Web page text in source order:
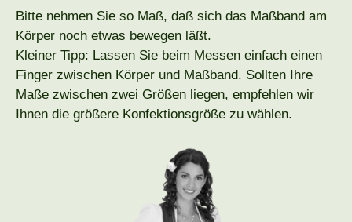
Bitte nehmen Sie so Maß, daß sich das Maßband am
Körper noch etwas bewegen läßt.
Kleiner Tipp: Lassen Sie beim Messen einfach einen
Finger zwischen Körper und Maßband. Sollten Ihre
Maße zwischen zwei Größen liegen, empfehlen wir
Ihnen die größere Konfektionsgröße zu wählen.